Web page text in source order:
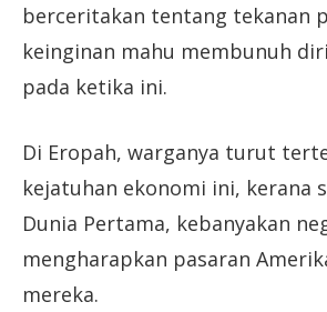
berceritakan tentang tekanan
keinginan mahu membunuh
pada ketika ini.
Di Eropah, warganya turut
kejatuhan ekonomi ini, kerana
Dunia Pertama, kebanyakan
mengharapkan pasaran
mereka.